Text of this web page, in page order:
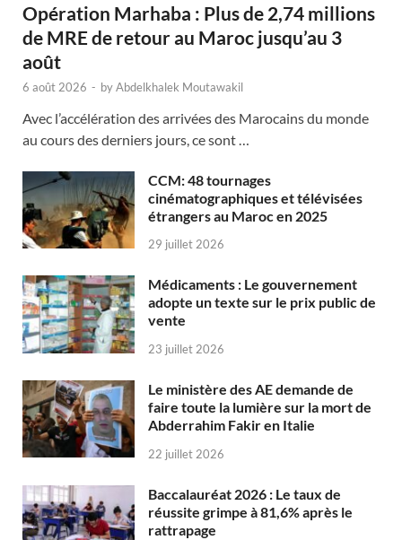
Opération Marhaba : Plus de 2,74 millions
de MRE de retour au Maroc jusqu’au 3
août
6 août 2026 - byAbdelkhalek Moutawakil
Avec l’accélération des arrivées des Marocains du monde
au cours des derniers jours, ce sont …
CCM: 48 tournages
cinématographiques et télévisées
étrangers au Maroc en 2025
29 juillet 2026
Médicaments : Le gouvernement
adopte un texte sur le prix public de
vente
23 juillet 2026
Le ministère des AE demande de
faire toute la lumière sur la mort de
Abderrahim Fakir en Italie
22 juillet 2026
Baccalauréat 2026 : Le taux de
réussite grimpe à 81,6% après le
rattrapage